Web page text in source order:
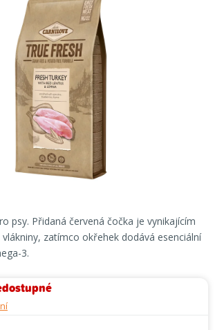
psy. Přidaná červená čočka je vynikajícím
zatímco okřehek dodává esenciální
3.